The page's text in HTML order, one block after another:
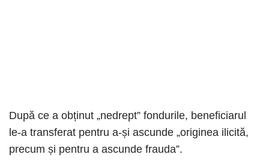
După ce a obținut „nedrept” fondurile, beneficiarul
le-a transferat pentru a-și ascunde „originea ilicită,
precum și pentru a ascunde frauda”.